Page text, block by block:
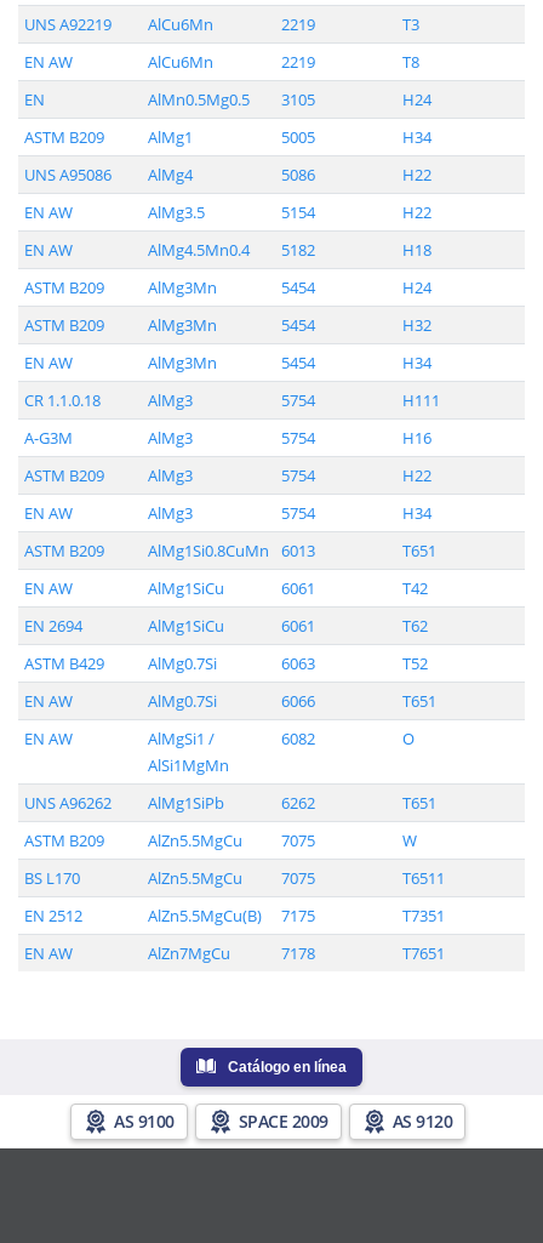
UNS A92219
AlCu6Mn 2219
T3
EN AW
AlCu6Mn 2219
T8
EN
AlMn0.5Mg0.5 3105
H24
ASTM B209
AlMg1 5005
H34
UNS A95086
AlMg4 5086
H22
EN AW
AlMg3.5 5154
H22
EN AW
AlMg4.5Mn0.4 5182
H18
ASTM B209
AlMg3Mn 5454
H24
ASTM B209
AlMg3Mn 5454
H32
EN AW
AlMg3Mn 5454
H34
CR 1.1.0.18
AlMg3 5754
H111
A-G3M
AlMg3 5754
H16
ASTM B209
AlMg3 5754
H22
EN AW
AlMg3 5754
H34
ASTM B209
AlMg1Si0.8CuMn 6013
T651
EN AW
AlMg1SiCu 6061
T42
EN 2694
AlMg1SiCu 6061
T62
ASTM B429
AlMg0.7Si 6063
T52
EN AW
AlMg0.7Si 6066
T651
EN AW
AlMgSi1 /
AlSi1MgMn
6082 O
UNS A96262 AlMg1SiPb 6262
T651
ASTM B209
AlZn5.5MgCu 7075
W
BS L170
AlZn5.5MgCu 7075
T6511
EN 2512
AlZn5.5MgCu(B) 7175
T7351
EN AW
AlZn7MgCu 7178 T7651
Catálogo en línea
AS 9100 SPACE 2009 AS 9120